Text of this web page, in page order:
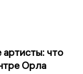
артисты: что
Орла